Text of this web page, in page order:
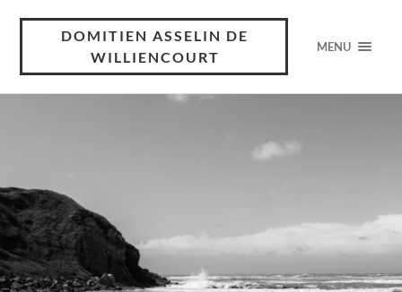
DOMITIEN ASSELIN DE
WILLIENCOURT
MENU